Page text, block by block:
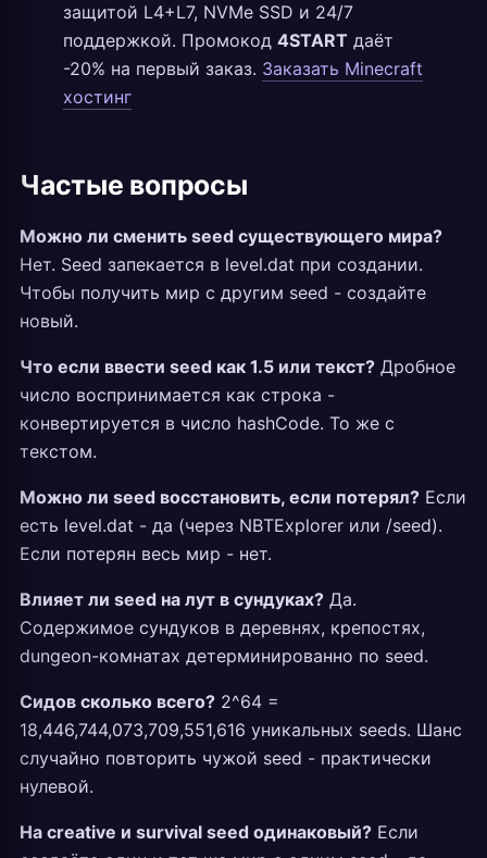
защитой L4+L7, NVMe SSD и 24/7
поддержкой. Промокод 4START даёт
-20% на первый заказ. Заказать Minecraft
хостинг
Частые вопросы
Можно ли сменить seed существующего мира?
Нет. Seed запекается в level.dat при создании.
Чтобы получить мир с другим seed - создайте
новый.
Что если ввести seed как 1.5 или текст? Дробное
число воспринимается как строка -
конвертируется в число hashCode. То же с
текстом.
Можно ли seed восстановить, если потерял? Если
есть level.dat - да (через NBTExplorer или /seed).
Если потерян весь мир - нет.
Влияет ли seed на лут в сундуках? Да.
Содержимое сундуков в деревнях, крепостях,
dungeon-комнатах детерминированно по seed.
Сидов сколько всего? 2^64 =
18,446,744,073,709,551,616 уникальных seeds. Шанс
случайно повторить чужой seed - практически
нулевой.
На creative и survival seed одинаковый? Если